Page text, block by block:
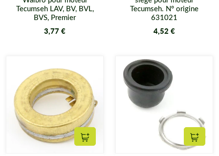
Tecumseh LAV, BV, BVL,
BVS, Premier
3,77 €
Tecumseh. N° origine
631021
4,52 €
Ajouter au panier